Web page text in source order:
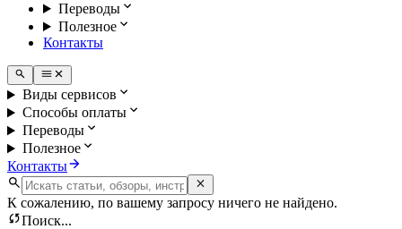
Переводы
Полезное
Контакты
Виды сервисов
Способы оплаты
Переводы
Полезное
Контакты
К сожалению, по вашему запросу ничего не найдено.
Поиск...